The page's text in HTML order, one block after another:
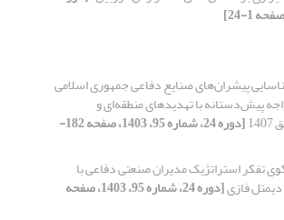
پیشران‌های صنایع دفاعی جمهوری اسلامی
پیش‌دستانه با تهدیدهای منطقه‌ای و
[دوره 24، شماره 95، 1403، صفحه 182-
تفکر استراتژیک مدیران صنعتی دفاعی با
فازی [دوره 24، شماره 95، 1403، صفحه